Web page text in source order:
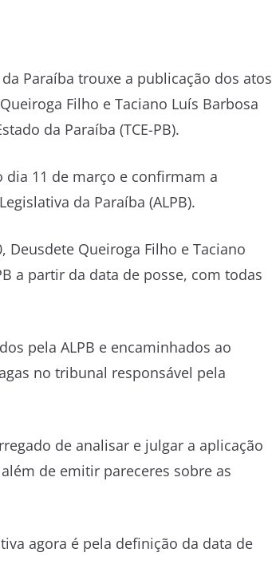
Paraíba trouxe a publicação dos atos
Filho e Taciano Luís Barbosa
da Paraíba (TCE-PB).
dia 11 de março e confirmam a
da Paraíba (ALPB).
Deusdete Queiroga Filho e Taciano
a partir da data de posse, com todas
pela ALPB e encaminhados ao
no tribunal responsável pela
de analisar e julgar a aplicação
de emitir pareceres sobre as
agora é pela definição da data de